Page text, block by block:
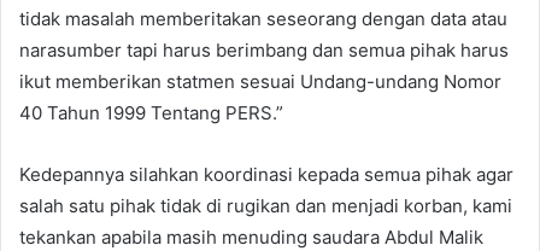
tidak masalah memberitakan seseorang dengan data atau
narasumber tapi harus berimbang dan semua pihak harus
ikut memberikan statmen sesuai Undang-undang Nomor
40 Tahun 1999 Tentang PERS.”
Kedepannya silahkan koordinasi kepada semua pihak agar
salah satu pihak tidak di rugikan dan menjadi korban, kami
tekankan apabila masih menuding saudara Abdul Malik